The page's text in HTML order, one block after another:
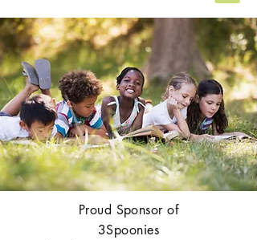
Proud Sponsor of
3Spoonies